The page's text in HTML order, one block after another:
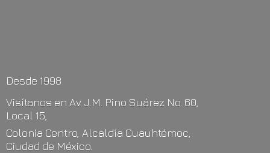
Desde 1998
Visítanos en Av. J.M. Pino Suárez No. 60,
Local 15,
Colonia Centro, Alcaldía Cuauhtémoc,
Ciudad de México.